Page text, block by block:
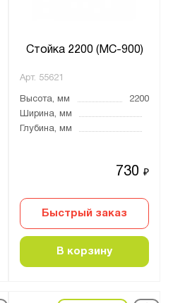
Стойка 2200 (МС-900)
Арт. 55621
Высота, мм
2200
Ширина, мм
Глубина, мм
730₽
Быстрый заказ
В корзину